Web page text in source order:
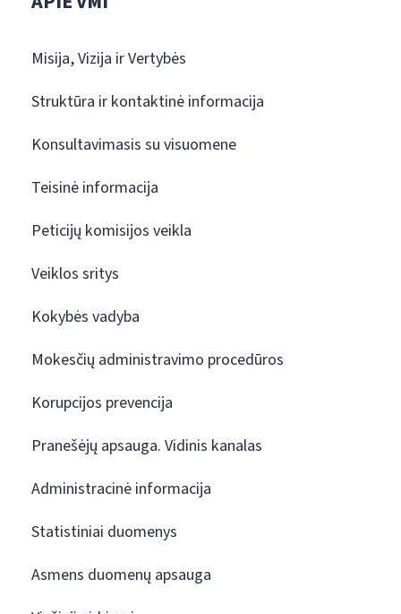
Misija, Vizija ir Vertybės
Struktūra ir kontaktinė informacija
Konsultavimasis su visuomene
Teisinė informacija
Peticijų komisijos veikla
Veiklos sritys
Kokybės vadyba
Mokesčių administravimo procedūros
Korupcijos prevencija
Pranešėjų apsauga. Vidinis kanalas
Administracinė informacija
Statistiniai duomenys
Asmens duomenų apsauga